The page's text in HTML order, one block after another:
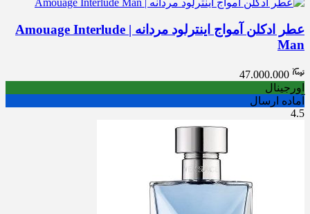
عطر ادکلن آمواج اینترلود مردانه | Amouage Interlude
Man
47.000.000
اورجینال
آماده ارسال
4.5